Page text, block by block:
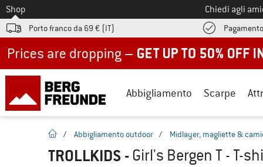
Allo
Shop Chiedi agli
Porto franco da 69 € (IT)
Abbigliamento Scarpe
pagina iniziale
/ Abbigliamento outdoor / Midlayer, magliette &
TROLLKIDS - Girl's Bergen T - T-